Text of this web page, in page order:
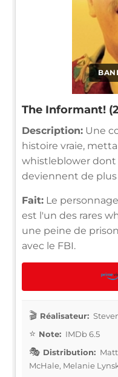
The Informant!
Description: Une
histoire vraie,
whistleblower
deviennent de
Fait: Le
est l'un des rares
une peine de
avec le FBI.
Réalisateur:
Note: IMDb 6.5
Distribution:
McHale, Melanie